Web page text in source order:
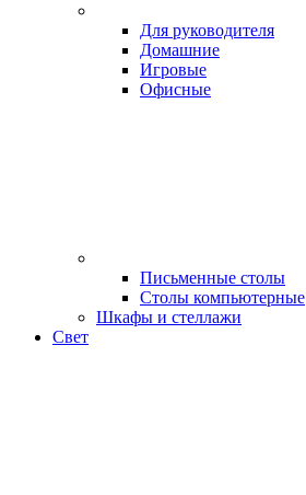
Для руководителя
Домашние
Игровые
Офисные
Письменные столы
Столы компьютерные
Шкафы и стеллажи
Свет